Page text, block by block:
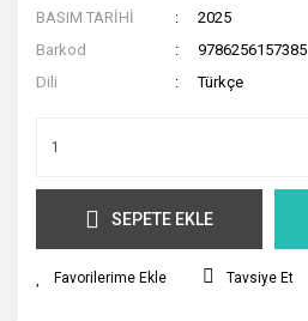
BASIM TARİHİ
2025
Barkod
9786256157385
Dili
Türkçe
SEPETE EKLE
Tavsiye Et